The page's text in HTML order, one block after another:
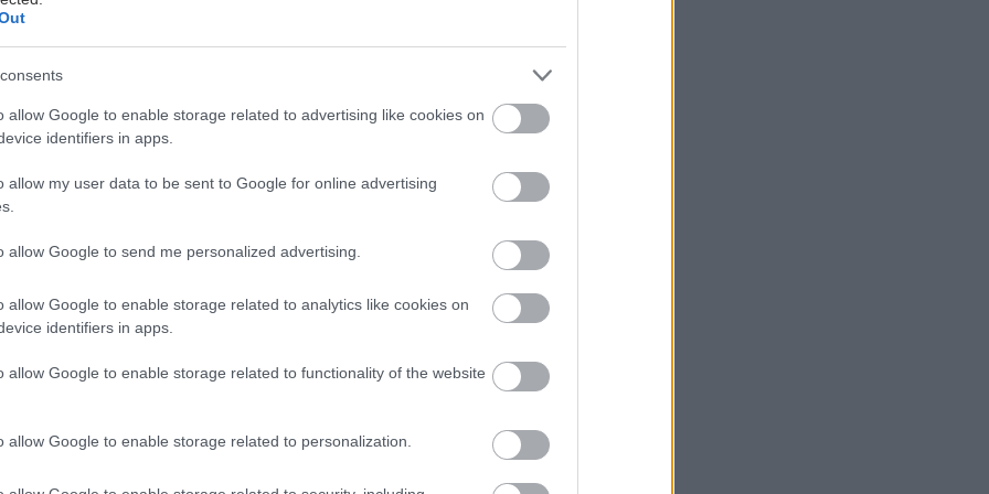
allow Google to enable storage related to advertising like cookies on
identifiers in apps.
allow my user data to be sent to Google for online advertising
allow Google to send me personalized advertising.
allow Google to enable storage related to analytics like cookies on
identifiers in apps.
allow Google to enable storage related to functionality of the website
allow Google to enable storage related to personalization.
μαγικό με την Ήπειρο: Ενώ συγκεντρώνει μερικές από τις καλύτερες
ηπειρώτικες) παραλίες της Ελλάδας, και έχει και τα υπέροχα νερά
κορνιζάρουν, ελάχιστος κόσμος τη λογαριάζει σαν επιλογή για τις
διακοπές –σε αντίθεση με την προφανή επιλογή των Κυκλάδων ή
αλλά πολύ βολικότερη Πελοπόννησο.
τις ούτως ή άλλως καταπληκτικές παραλίες της σημαίνει και
πολυκοσμίας. Όχι πως θα τις βρείτε άδειες, απλά αν ο κόσμος τους
με την ομορφιά τους, δεν θα έπρεπε να υπάρχει
στα ηπειρώτικα παράλια και για όσους θέλουν μερικούς